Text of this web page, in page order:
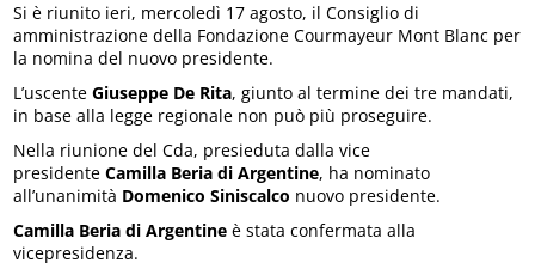
Si è riunito ieri, mercoledì 17 agosto, il Consiglio di
amministrazione della Fondazione Courmayeur Mont Blanc per
la nomina del nuovo presidente.
L’uscenteGiuseppe De Rita, giunto al termine dei tre mandati,
in base alla legge regionale non può più proseguire.
Nella riunione del Cda, presieduta dalla vice
presidente Camilla Beria di Argentine, ha nominato
all’unanimità Domenico Siniscalco nuovo presidente.
Camilla Beria di Argentine è stata confermata alla
vicepresidenza.